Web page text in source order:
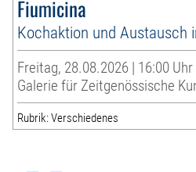
Fiumicina
Kochaktion und Austausch
Freitag, 28.08.2026 | 16:00
Galerie für Zeitgenössische
Rubrik: Verschiedenes